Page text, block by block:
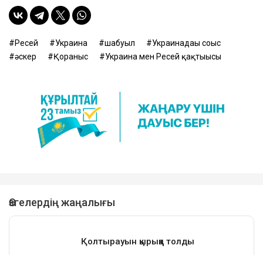
Ресей Украина шабуыл
Украинадағы соғыс
әскер
Қорғаныс Украина мен Ресей қақтығысы